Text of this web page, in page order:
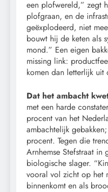
een plofwereld,” zegt
plofgraan, en de
geëxplodeerd, niet
bouwt hij de keten als
mond.” Een eigen
missing link:
komen dan letterlijk uit
Dat het ambacht
met een harde
procent van het
ambachtelijk
procent. Tegen die
Arnhemse Stefstraat in
biologische slager.
vooral vol zicht op het
binnenkomt en als